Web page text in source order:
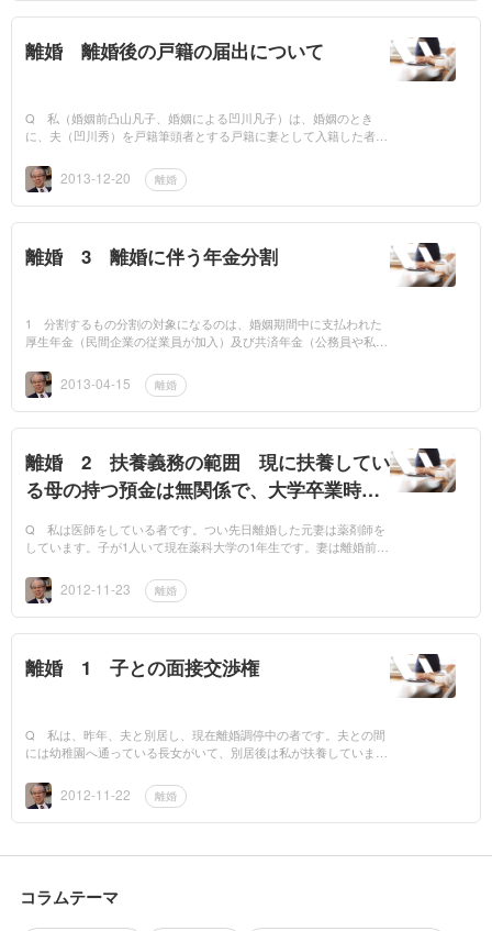
離婚 離婚後の戸籍の届出について
Q 私（婚姻前凸山凡子、婚姻による凹川凡子）は、婚姻のとき
に、夫（凹川秀）を戸籍筆頭者とする戸籍に妻として入籍した者で
生まれた子（凹川優）...
2013-12-20 離婚
離婚 3 離婚に伴う年金分割
1 分割するもの分割の対象になるのは、婚姻期間中に支払われた
厚生年金（民間企業の従業員が加入）及び共済年金（公務員や私立
分割されないもの...
2013-04-15 離婚
離婚 2 扶養義務の範囲 現に扶養してい
る母の持つ預金は無関係で、大学卒業時ま
Q 私は医師をしている者です。つい先日離婚した元妻は薬剤師を
しています。子が1人いて現在薬科大学の1年生です。妻は離婚前に
しています。そんな...
2012-11-23 離婚
離婚 1 子との面接交渉権
Q 私は、昨年、夫と別居し、現在離婚調停中の者です。夫との間
には幼稚園へ通っている長女がいて、別居後は私が扶養していま
させる約束をし、今...
2012-11-22 離婚
コラムテーマ